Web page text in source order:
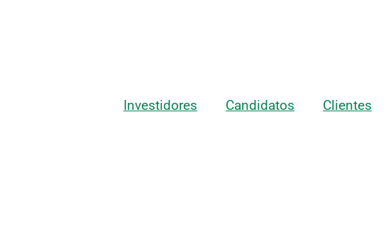
Investidores Candidatos Clientes